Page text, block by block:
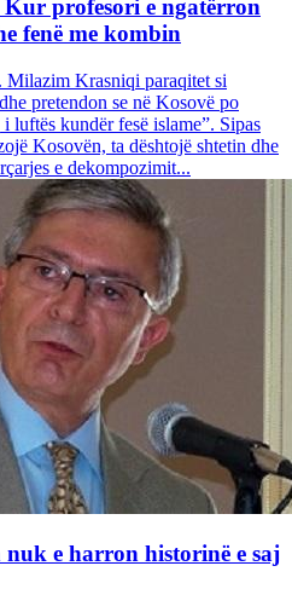
profesori e ngatërron
fenë me kombin
Krasniqi paraqitet si
pretendon se në Kosovë po
luftës kundër fesë islame”. Sipas
Kosovën, ta dështojë shtetin dhe
e dekompozimit...
e harron historinë e saj